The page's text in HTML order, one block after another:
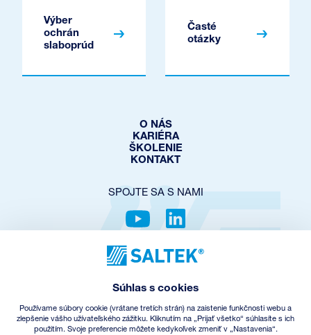
Výber
ochrán
slaboprúd
Časté
otázky
O NÁS
KARIÉRA
ŠKOLENIE
KONTAKT
SPOJTE SA S NAMI
OCHRANA SÚKROMIA
NASTAVENIE COOKIES
SPÄTNÝ ODBER EEZ
Súhlas s cookies
Používame súbory cookie (vrátane tretích strán) na zaistenie funkčnosti webu a
zlepšenie vášho užívateľského zážitku. Kliknutím na „Prijať všetko“ súhlasíte s ich
použitím. Svoje preferencie môžete kedykoľvek zmeniť v „Nastavenia“.